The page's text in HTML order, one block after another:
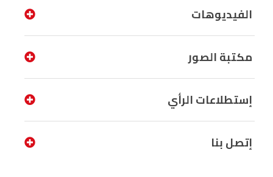
الفيديوهات
مكتبة الصور
إستطلاعات الرأي
إتصل بنا